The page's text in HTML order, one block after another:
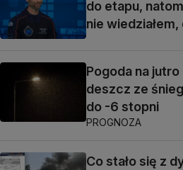
do etapu,
nie
Pogoda na
deszcz ze
do -6 stopni
PROGNOZA
Co stało się z